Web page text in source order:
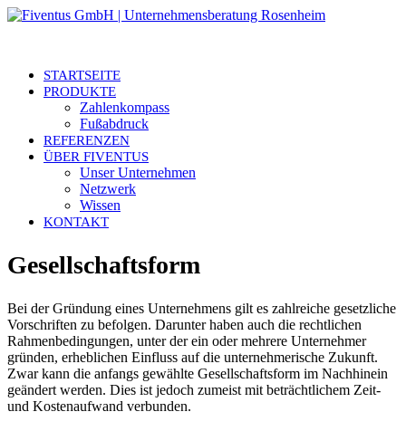
STARTSEITE
PRODUKTE
Zahlenkompass
Fußabdruck
REFERENZEN
ÜBER FIVENTUS
Unser Unternehmen
Netzwerk
Wissen
KONTAKT
Gesellschaftsform
Bei der Gründung eines Unternehmens gilt es zahlreiche gesetzliche
Vorschriften zu befolgen. Darunter haben auch die rechtlichen
Rahmenbedingungen, unter der ein oder mehrere Unternehmer
gründen, erheblichen Einfluss auf die unternehmerische Zukunft.
Zwar kann die anfangs gewählte Gesellschaftsform im Nachhinein
geändert werden. Dies ist jedoch zumeist mit beträchtlichem Zeit-
und Kostenaufwand verbunden.